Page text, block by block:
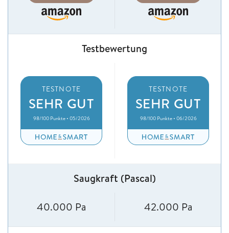
Testbewertung
TESTNOTE
SEHR GUT
98/100 Punkte • 05/2026
TESTNOTE
SEHR GUT
98/100 Punkte • 06/2026
Saugkraft (Pascal)
40.000 Pa 42.000 Pa